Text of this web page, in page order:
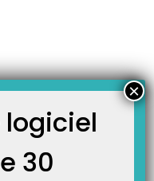
facilement les coordonnées
du patient qu’il peut
logiciel
30
×